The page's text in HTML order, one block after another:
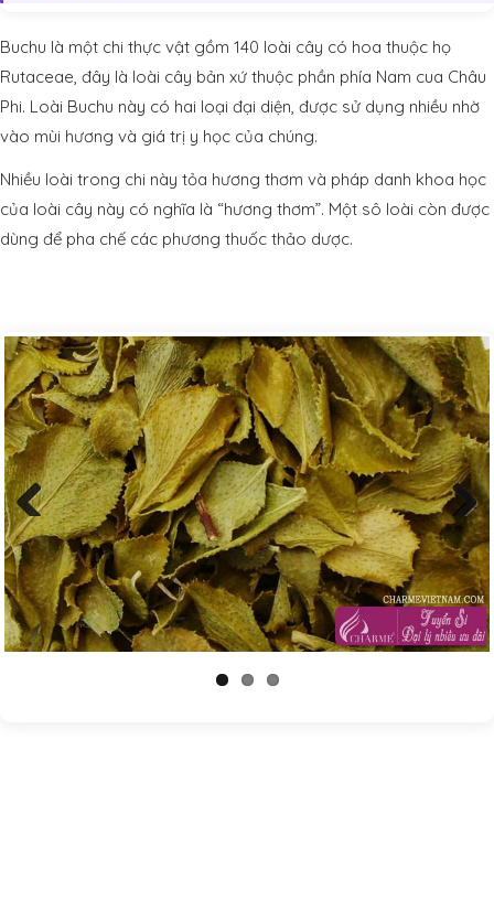
Buchu là một chi thực vật gồm 140 loài cây có hoa thuộc họ
Rutaceae, đây là loài cây bản xứ thuộc phần phía Nam cua Châu
Phi. Loài Buchu này có hai loại đại diện, được sử dụng nhiều nhờ
vào mùi hương và giá trị y học của chúng.
Nhiều loài trong chi này tỏa hương thơm và pháp danh khoa học
của loài cây này có nghĩa là “hương thơm”. Một sô loài còn được
dùng để pha chế các phương thuốc thảo dược.
Previous Next